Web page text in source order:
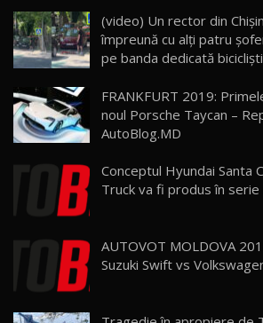
22
Noua Mazda 6e / Test
26:59
23
Lynk & Co 01 / Test Drive
25:19
ZEEKR 009: Cel mai
Van Electric Testat în
26:38
mai Exclusiv și Puternic
Moldova
32:21
26
AutoBlog.MD
(video) Un rector din
împreună cu alți patru
pe banda dedicată
FRANKFURT 2019:
noul Porsche Taycan –
AutoBlog.MD
Conceptul Hyundai Santa
Truck va fi produs în
AUTOVOT MOLDOVA
Suzuki Swift vs